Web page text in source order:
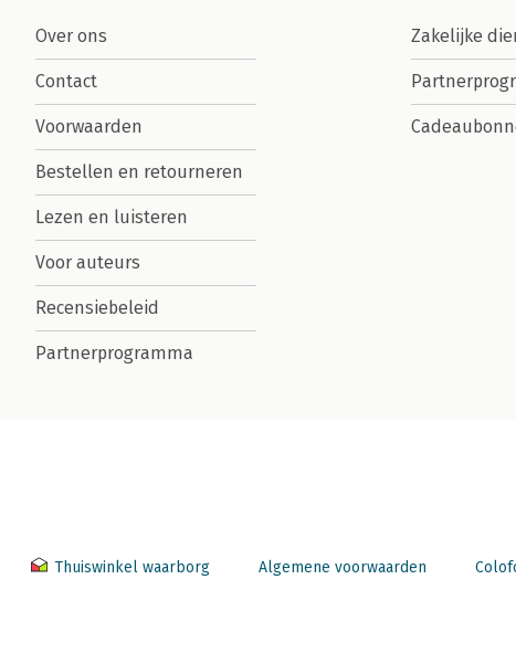
Over ons
Contact
Voorwaarden
Bestellen en retourneren
Lezen en luisteren
Voor auteurs
Recensiebeleid
Partnerprogramma
Zakelijke
Thuiswinkel waarborg Algemene voorwaarden